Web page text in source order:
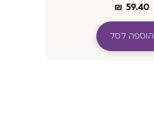
₪ 59.40
הוספה לסל